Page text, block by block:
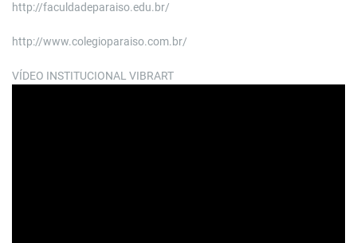
http://faculdadeparaiso.edu.br/
http://www.colegioparaiso.com.br/
VÍDEO INSTITUCIONAL VIBRART